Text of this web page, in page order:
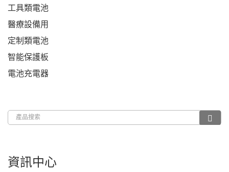
工具類電池
醫療設備用
定制類電池
智能保護板
電池充電器
資訊中心